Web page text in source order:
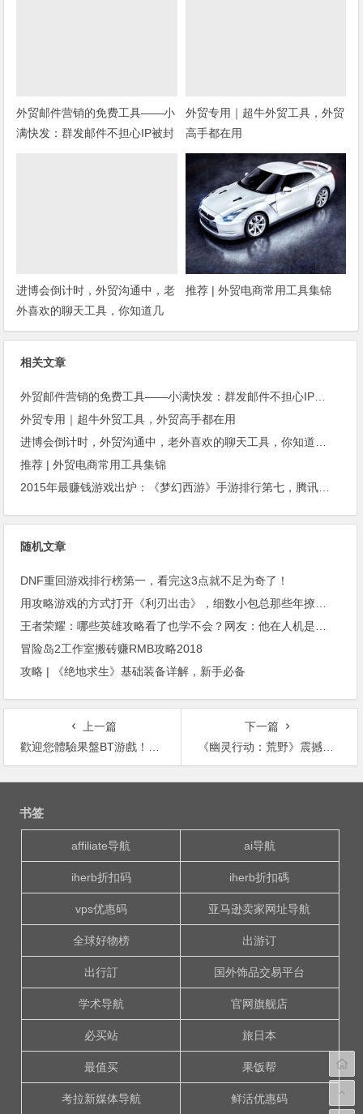
外贸邮件营销的免费工具——小
满快发：群发邮件不担心IP被封
外贸专用｜超牛外贸工具，外贸
高手都在用
进博会倒计时，外贸沟通中，老
外喜欢的聊天工具，你知道几
种？
推荐 | 外贸电商常用工具集锦
相关文章
外贸专用｜超牛外贸工具，外贸高手都在用
推荐 | 外贸电商常用工具集锦
随机文章
DNF重回游戏排行榜第一，看完这3点就不足为奇了！
冒险岛2工作室搬砖赚RMB攻略2018
攻略 | 《绝地求生》基础装备详解，新手必备
上一篇
歡迎您體驗果盤BT游戲！BT福利必看攻略
下一篇
《幽灵行动：荒野》震撼CG 教练我想玩这样的画质
文
书签
affiliate导航 ai导航
iherb折扣码 iherb折扣碼
vps优惠码 亚马逊卖家网址导航
全球好物榜 出游订
出行訂 国外饰品交易平台
学术导航 官网旗舰店
必买站 旅日本
最值买 果饭帮
考拉新媒体导航 鲜活优惠码